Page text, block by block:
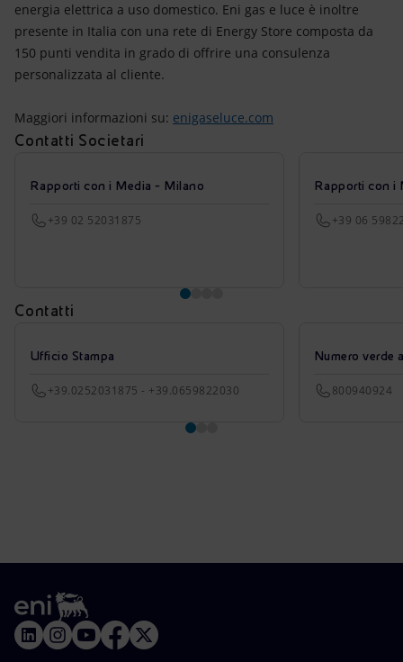
energia elettrica a uso domestico. Eni gas e luce è inoltre
presente in Italia con una rete di Energy Store composta da
150 punti vendita in grado di offrire una consulenza
personalizzata al cliente.
Maggiori informazioni su: enigaseluce.com
Contatti Societari
Rapporti con i Media - Milano
+39 02 52031875
Rapporti con i
+39 06
Contatti
Ufficio Stampa
+39.0252031875 - +39.0659822030
Numero verde
800940924